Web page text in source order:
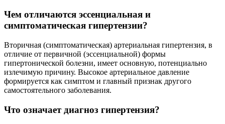
Чем отличаются эссенциальная и
симптоматическая гипертензии?
Вторичная (симптоматическая) артериальная гипертензия, в
отличие от первичной (эссенциальной) формы
гипертонической болезни, имеет основную, потенциально
излечимую причину. Высокое артериальное давление
формируется как симптом и главный признак другого
самостоятельного заболевания.
Что означает диагноз гипертензия?